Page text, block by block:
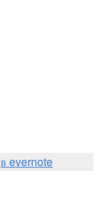
в evernote